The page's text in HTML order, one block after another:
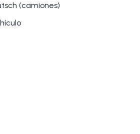
(camiones)